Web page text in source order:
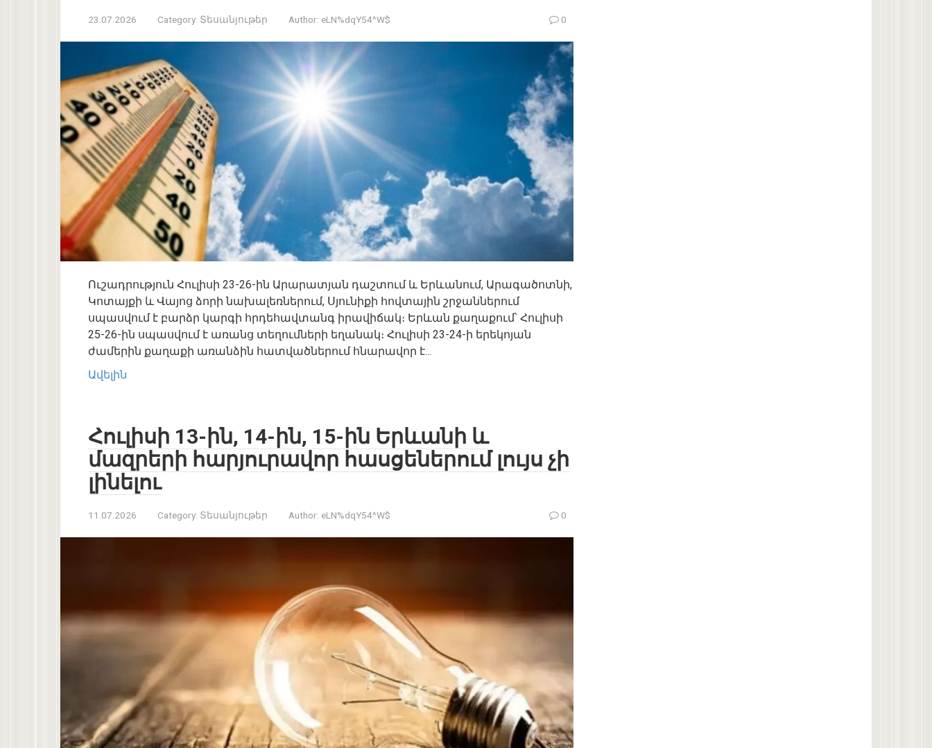
23.07.2026 Category: Տեսանյութեր Author: eLN%dqY54^W$ 0
Ուշադրություն Հուլիսի 23-26-ին Արարատյան դաշտում և Երևանում, Արագածոտնի,
Կոտայքի և Վայոց ձորի նախալեռներում, Սյունիքի հովտային շրջաններում
սպասվում է բարձր կարգի հրդեհավտանգ իրավիճակ։ Երևան քաղաքում՝ Հուլիսի
25-26-ին սպասվում է առանց տեղումների եղանակ։ Հուլիսի 23-24-ի երեկոյան
ժամերին քաղաքի առանձին հատվածներում հնարավոր է...
Ավելին
Հուլիսի 13-ին, 14-ին, 15-ին Երևանի և
մազրերի հարյուրավոր հասցեներում լույս չի
լինելու
11.07.2026 Category: Տեսանյութեր Author: eLN%dqY54^W$ 0